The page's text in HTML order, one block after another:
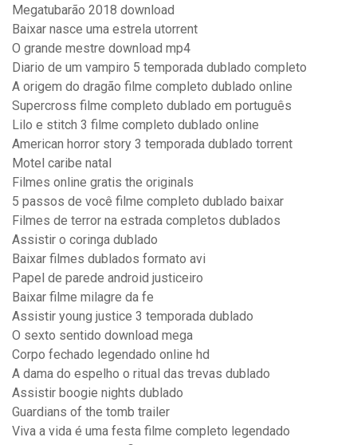
Megatubarão 2018 download
Baixar nasce uma estrela utorrent
O grande mestre download mp4
Diario de um vampiro 5 temporada dublado completo
A origem do dragão filme completo dublado online
Supercross filme completo dublado em português
Lilo e stitch 3 filme completo dublado online
American horror story 3 temporada dublado torrent
Motel caribe natal
Filmes online gratis the originals
5 passos de você filme completo dublado baixar
Filmes de terror na estrada completos dublados
Assistir o coringa dublado
Baixar filmes dublados formato avi
Papel de parede android justiceiro
Baixar filme milagre da fe
Assistir young justice 3 temporada dublado
O sexto sentido download mega
Corpo fechado legendado online hd
A dama do espelho o ritual das trevas dublado
Assistir boogie nights dublado
Guardians of the tomb trailer
Viva a vida é uma festa filme completo legendado